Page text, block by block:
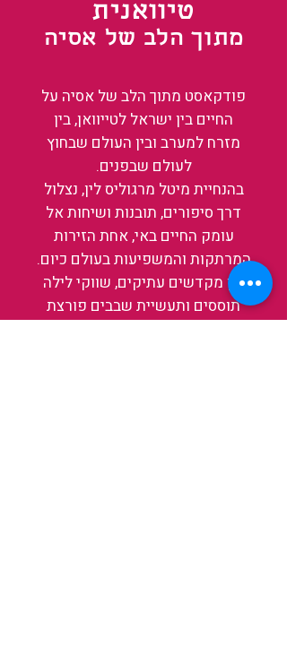
טיוואנית
מתוך הלב של אסיה
פודקאסט מתוך הלב של אסיה על
החיים בין ישראל לטייוואן, בין
מזרח למערב ובין העולם שבחוץ
לעולם שבפנים.
בהנחיית מיטל מרגוליס לין, נצלול
דרך סיפורים, תובנות ושיחות אל
עומק החיים באי, אחת הזירות
המרתקות והמשפיעות בעולם כיום.
בין מקדשים עתיקים, שווקי לילה
תוססים ותעשיית שבבים פורצת